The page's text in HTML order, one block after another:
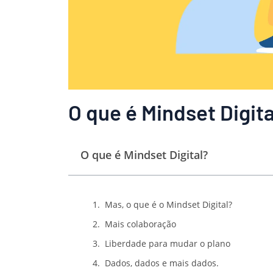
O que é Mindset
O que é Mindset Digital?
Mas, o que é o Mindset Digital?
Mais colaboração
Liberdade para mudar o plano
Dados, dados e mais dados.